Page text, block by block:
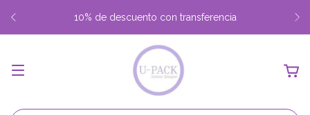
10% de descuento con transferencia